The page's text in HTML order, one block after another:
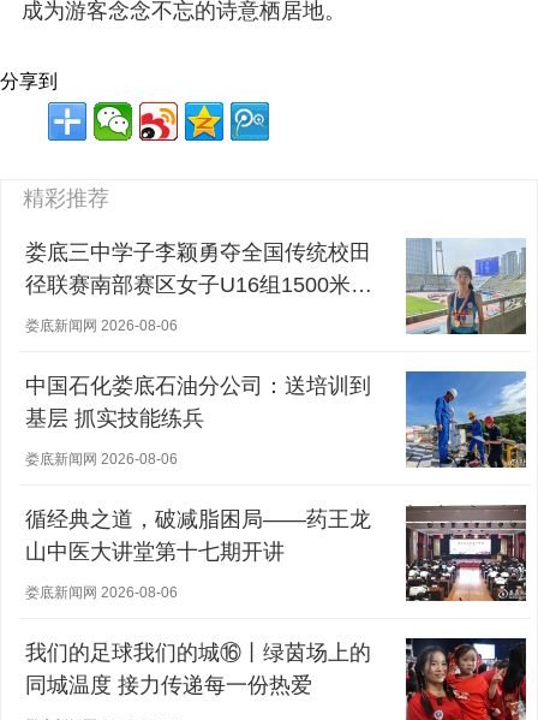
成为游客念念不忘的诗意栖居地。
分享到
精彩推荐
娄底三中学子李颖勇夺全国传统校田
径联赛南部赛区女子U16组1500米冠
军
娄底新闻网 2026-08-06
中国石化娄底石油分公司：送培训到
基层 抓实技能练兵
娄底新闻网 2026-08-06
循经典之道，破减脂困局——药王龙
山中医大讲堂第十七期开讲
娄底新闻网 2026-08-06
我们的足球我们的城⑯丨绿茵场上的
同城温度 接力传递每一份热爱